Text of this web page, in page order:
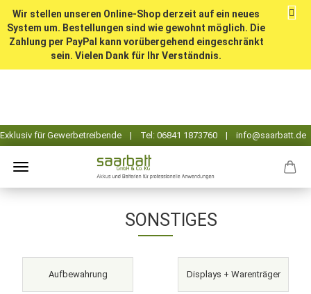
Wir stellen unseren Online-Shop derzeit auf ein neues
System um. Bestellungen sind wie gewohnt möglich. Die
Zahlung per PayPal kann vorübergehend eingeschränkt
sein. Vielen Dank für Ihr Verständnis.
SONSTIGES
Aufbewahrung Displays + Warenträger